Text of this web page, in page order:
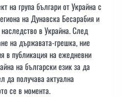
на група българи от Украйна с
на Дунавска Бесарабия и
в Украйна. След
на държавата-грешка, ние
в публикация на ежедневни
на български език за да
да получава актуална
се в момента.